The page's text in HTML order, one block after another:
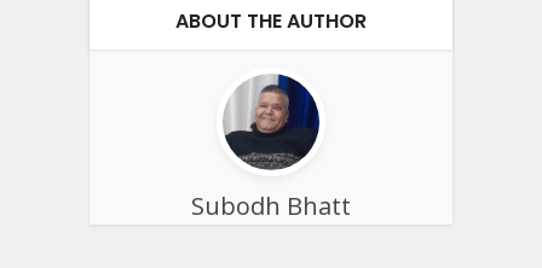
ABOUT THE AUTHOR
Subodh Bhatt